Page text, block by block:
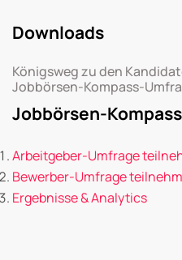
Downloads
Königsweg zu den
Jobbörsen-Kompass-
Jobbörsen-
Arbeitgeber-Umfrage
Bewerber-Umfrage
Ergebnisse & Analytics